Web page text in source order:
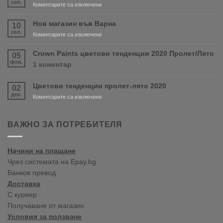
сеп. Коментарите са изключениза
продуктите
RONSEAL
PURDY!
10
сеп.
Нов магазин във Варна
Коментарите са изключениза
05
фев.
Crown Paints цветови тенденции 2020 Пролет/Лято
1 коментар
цветови
тенденции
Лято
02
дек.
Цветови тенденции пролет-лято 2020
Коментарите са изключениза
пролет-
ВАЖНО ЗА ПОТРЕБИТЕЛЯ
Начини на плащане
Чрез системата на Epay.bg
Банков превод
Доставка
С куриер
Получаване от магазин
Условия за ползване